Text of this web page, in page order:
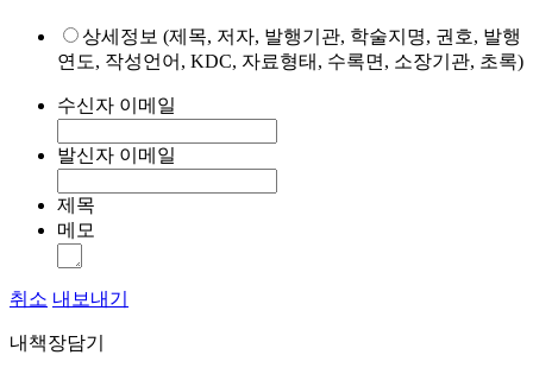
상세정보 (제목, 저자, 발행기관, 학술지명, 권호, 발행
연도, 작성언어, KDC, 자료형태, 수록면, 소장기관, 초록)
수신자 이메일
발신자 이메일
제목
메모
취소 내보내기
내책장담기